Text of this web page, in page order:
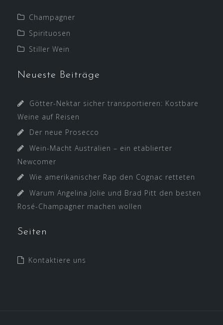
Champagner
Spirituosen
Stiller Wein
Neueste Beiträge
Götter-Nektar sicher transportieren: Kostbare
Weine auf Reisen
Der neue Prosecco
Wein-Macht Australien – ein etablierter
Newcomer
Wie amerikanischer Rap den Cognac retteten
Warum Angelina Jolie und Brad Pitt den besten
Rosé-Champagner machen wollen
Seiten
Kontaktiere uns